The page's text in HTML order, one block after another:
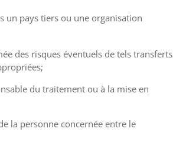
un pays tiers ou une organisation
des risques éventuels de tels transferts
du traitement ou à la mise en
la personne concernée entre le